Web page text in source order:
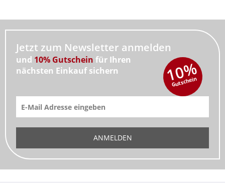
Jetzt zum Newsletter anmelden
und 10% Gutschein für Ihren
nächsten Einkauf sichern
10%
Gutschein
ANMELDEN